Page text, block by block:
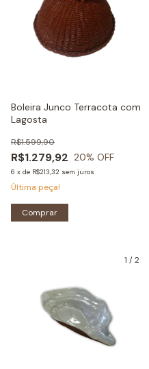
Boleira Junco Terracota com
Lagosta
R$1.279,92
R$1.599,90
20% OFF
6 x de R$213,32 sem juros
Última peça!
Comprar
1 /2